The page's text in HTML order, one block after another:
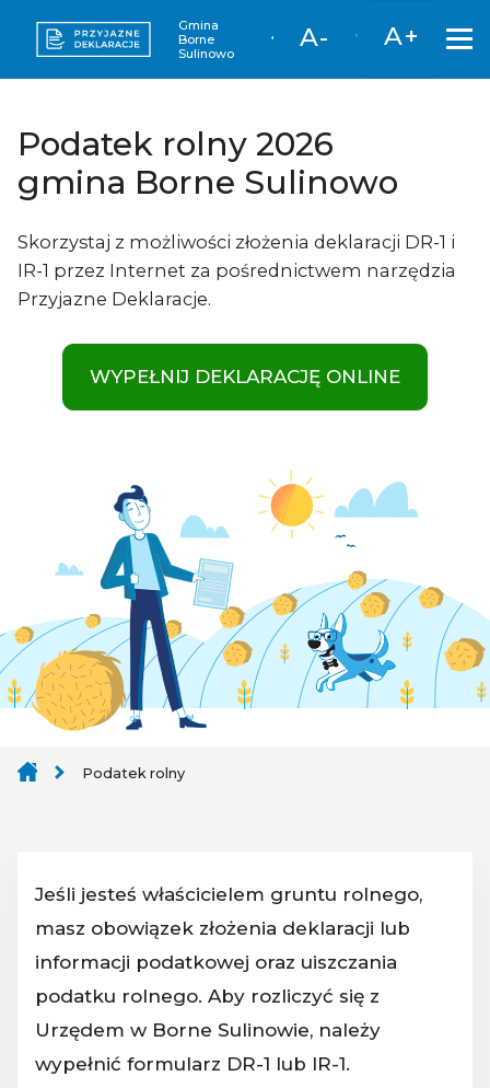
Gmina
Borne
Sulinowo
A- A+
Podatek rolny 2026
gmina Borne Sulinowo
Skorzystaj z możliwości złożenia deklaracji DR-1 i
IR-1 przez Internet za pośrednictwem narzędzia
Przyjazne Deklaracje.
WYPEŁNIJ DEKLARACJĘ ONLINE
Podatek rolny
Jeśli jesteś właścicielem gruntu rolnego,
masz obowiązek złożenia deklaracji lub
informacji podatkowej oraz uiszczania
podatku rolnego. Aby rozliczyć się z
Urzędem w Borne Sulinowie, należy
wypełnić formularz DR-1 lub IR-1.